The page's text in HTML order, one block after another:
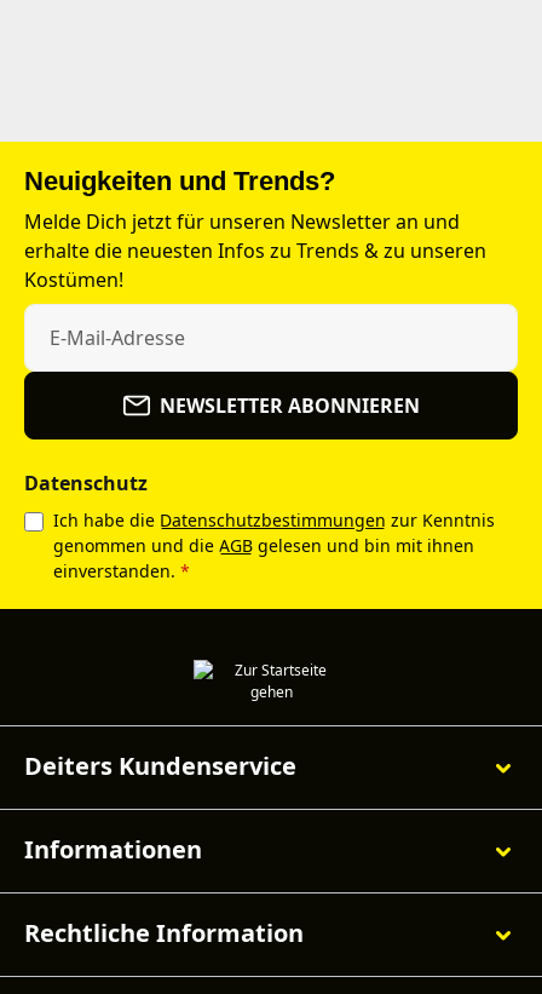
Neuigkeiten und Trends?
Melde Dich jetzt für unseren Newsletter an und
erhalte die neuesten Infos zu Trends & zu unseren
Kostümen!
NEWSLETTER ABONNIEREN
Datenschutz
Ich habe die Datenschutzbestimmungen zur Kenntnis
genommen und die AGB gelesen und bin mit ihnen
einverstanden. *
Deiters Kundenservice
Informationen
Rechtliche Information